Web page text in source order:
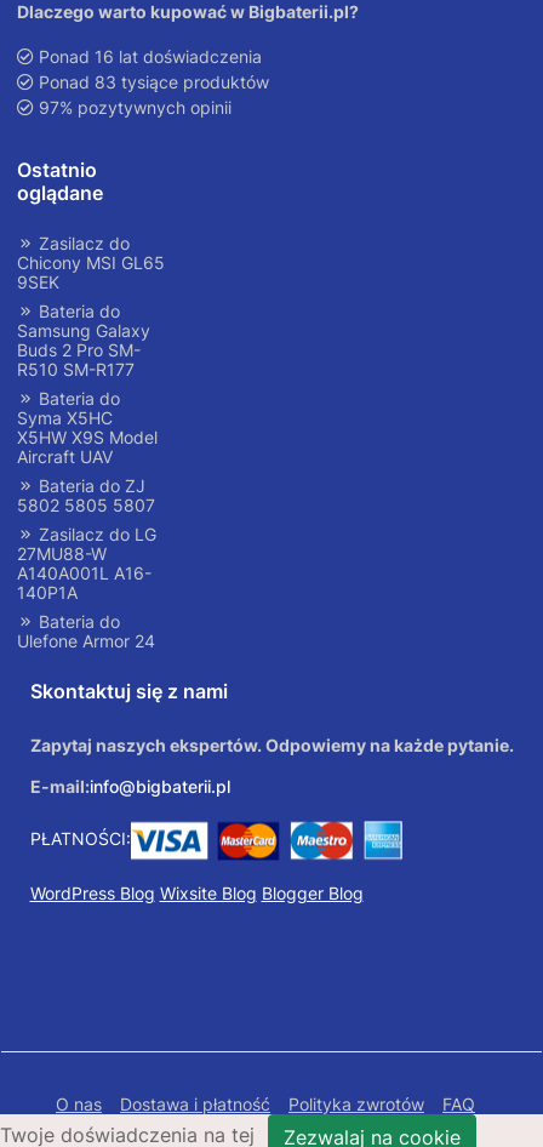
Dlaczego warto kupować w Bigbaterii.pl?
Ponad 16 lat doświadczenia
Ponad 83 tysiące produktów
97% pozytywnych opinii
Ostatnio
oglądane
Zasilacz do
Chicony MSI GL65
9SEK
Bateria do
Samsung Galaxy
Buds 2 Pro SM-
R510 SM-R177
Bateria do
Syma X5HC
X5HW X9S Model
Aircraft UAV
Bateria do ZJ
5802 5805 5807
Zasilacz do LG
27MU88-W
A140A001L A16-
140P1A
Bateria do
Ulefone Armor 24
Skontaktuj się z nami
Zapytaj naszych ekspertów. Odpowiemy na każde pytanie.
E-mail:info@bigbaterii.pl
PŁATNOŚCI:
WordPress Blog Wixsite Blog Blogger Blog
O nas Dostawa i płatność Polityka zwrotów
FAQ
Polityka prywatności
Mapa Strony
Twoje doświadczenia na tej Zezwalaj na cookie